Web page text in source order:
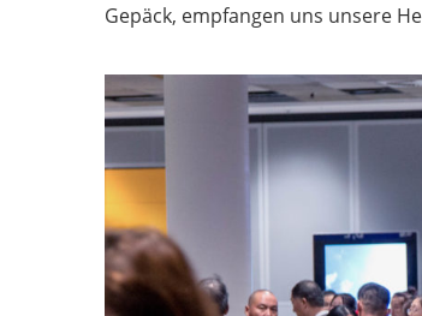
Gepäck, empfangen uns unsere